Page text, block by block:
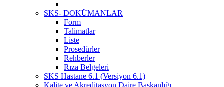
SKS- DOKÜMANLAR
Form
Talimatlar
Liste
Prosedürler
Rehberler
Rıza Belgeleri
SKS Hastane 6.1 (Versiyon 6.1)
Kalite ve Akreditasyon Daire Başkanlığı